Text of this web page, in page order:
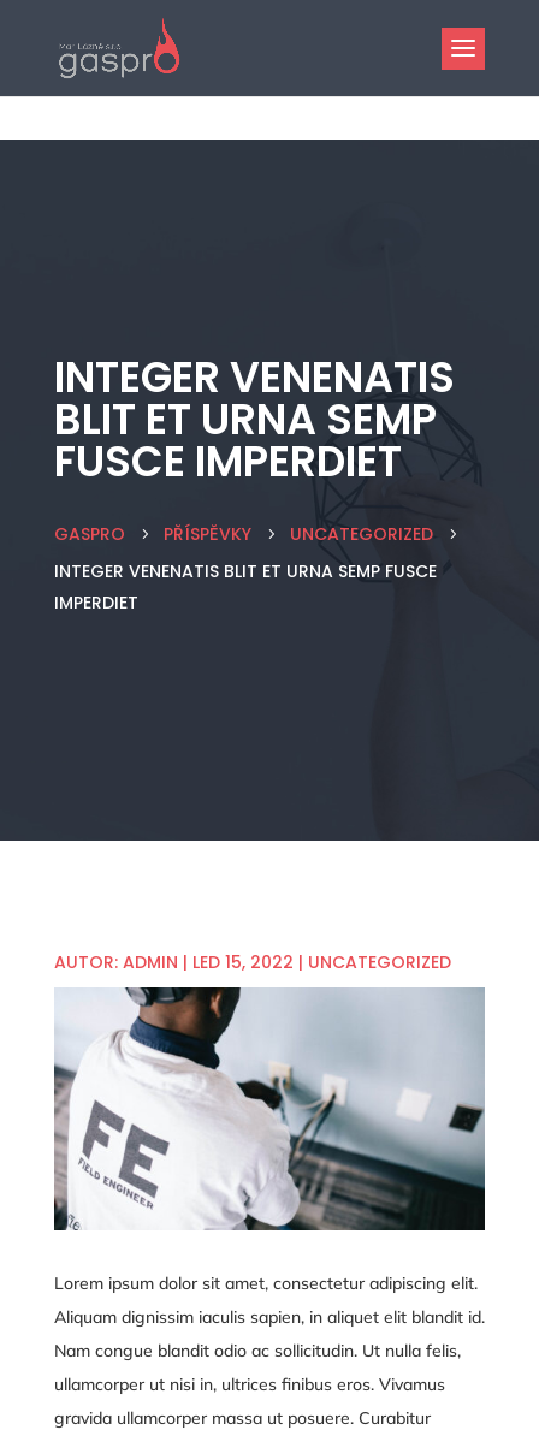
INTEGER VENENATIS
BLIT ET URNA SEMP
FUSCE IMPERDIET
GASPRO 5 PŘÍSPĚVKY 5 UNCATEGORIZED 5
INTEGER VENENATIS BLIT ET URNA SEMP FUSCE
IMPERDIET
AUTOR: ADMIN | LED 15, 2022 | UNCATEGORIZED
Lorem ipsum dolor sit amet, consectetur adipiscing elit.
Aliquam dignissim iaculis sapien, in aliquet elit blandit id.
Nam congue blandit odio ac sollicitudin. Ut nulla felis,
ullamcorper ut nisi in, ultrices finibus eros. Vivamus
gravida ullamcorper massa ut posuere. Curabitur